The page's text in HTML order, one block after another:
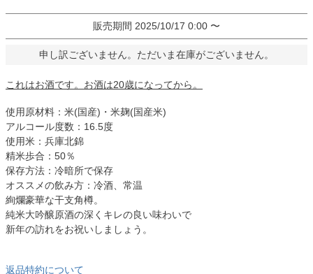
販売期間 2025/10/17 0:00 〜
申し訳ございません。ただいま在庫がございません。
これはお酒です。お酒は20歳になってから。
使用原材料：米(国産)・米麹(国産米)
アルコール度数：16.5度
使用米：兵庫北錦
精米歩合：50％
保存方法：冷暗所で保存
オススメの飲み方：冷酒、常温
絢爛豪華な干支角樽。
純米大吟醸原酒の深くキレの良い味わいで
新年の訪れをお祝いしましょう。
返品特約について